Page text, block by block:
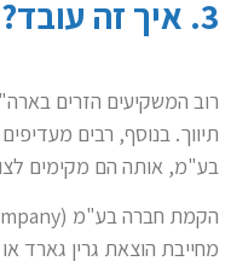
3. איך זה עובד?
רוב המשקיעים הזרים
תיווך. בנוסף, רבים
בע"מ, אותה הם מקימים
מחייבת הוצאת גרין גארד